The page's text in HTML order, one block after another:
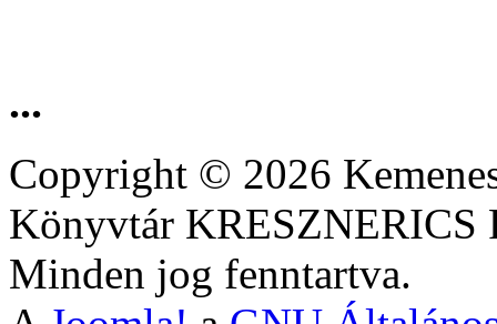
...
Copyright © 2026
Könyvtár
Minden jog fenntartva.